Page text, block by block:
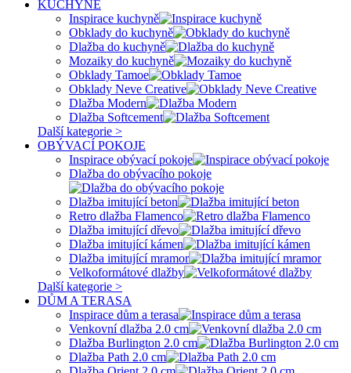
KUCHYNĚ
Inspirace kuchyně
Obklady do kuchyně
Dlažba do kuchyně
Mozaiky do kuchyně
Obklady Tamoe
Obklady Neve Creative
Dlažba Modern
Dlažba Softcement
Další kategorie >
OBÝVACÍ POKOJE
Inspirace obývací pokoje
Dlažba do obývacího pokoje
Dlažba imitující beton
Retro dlažba Flamenco
Dlažba imitující dřevo
Dlažba imitující kámen
Dlažba imitující mramor
Velkoformátové dlažby
Další kategorie >
DŮM A TERASA
Inspirace dům a terasa
Venkovní dlažba 2.0 cm
Dlažba Burlington 2.0 cm
Dlažba Path 2.0 cm